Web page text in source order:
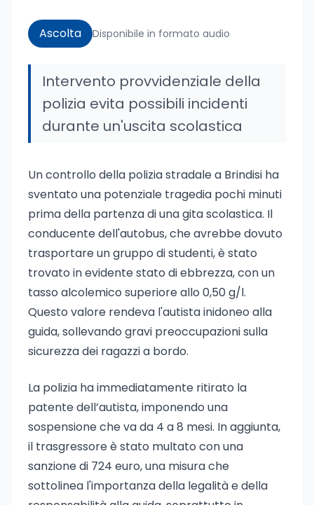
Ascolta Disponibile in formato audio
Intervento provvidenziale della
polizia evita possibili incidenti
durante un'uscita scolastica
Un controllo della polizia stradale a Brindisi ha
sventato una potenziale tragedia pochi minuti
prima della partenza di una gita scolastica. Il
conducente dell'autobus, che avrebbe dovuto
trasportare un gruppo di studenti, è stato
trovato in evidente stato di ebbrezza, con un
tasso alcolemico superiore allo 0,50 g/l.
Questo valore rendeva l'autista inidoneo alla
guida, sollevando gravi preoccupazioni sulla
sicurezza dei ragazzi a bordo.
La polizia ha immediatamente ritirato la
patente dell’autista, imponendo una
sospensione che va da 4 a 8 mesi. In aggiunta,
il trasgressore è stato multato con una
sanzione di 724 euro, una misura che
sottolinea l'importanza della legalità e della